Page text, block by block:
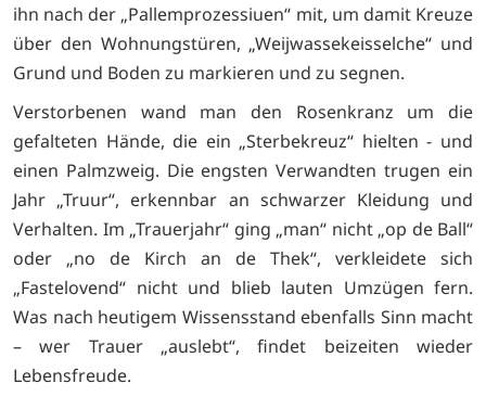
ihn nach der „Pallemprozessiuen“ mit, um damit Kreuze
über den Wohnungstüren, „Weijwassekeisselche“ und
Grund und Boden zu markieren und zu segnen.
Verstorbenen wand man den Rosenkranz um die
gefalteten Hände, die ein „Sterbekreuz“ hielten - und
einen Palmzweig. Die engsten Verwandten trugen ein
Jahr „Truur“, erkennbar an schwarzer Kleidung und
Verhalten. Im „Trauerjahr“ ging „man“ nicht „op de Ball“
oder „no de Kirch an de Thek“, verkleidete sich
„Fastelovend“ nicht und blieb lauten Umzügen fern.
Was nach heutigem Wissensstand ebenfalls Sinn macht
– wer Trauer „auslebt“, findet beizeiten wieder
Lebensfreude.